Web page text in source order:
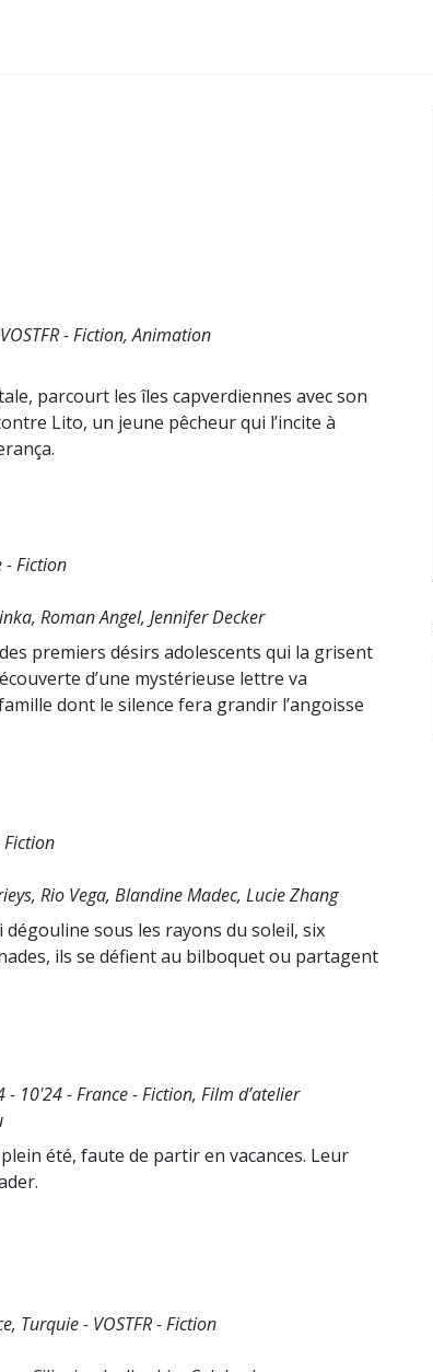
- Fiction, Animation
parcourt les îles capverdiennes avec son
Lito, un jeune pêcheur qui l’incite à
- Fiction
Roman Angel, Jennifer Decker
premiers désirs adolescents qui la grisent
d’une mystérieuse lettre va
dont le silence fera grandir l’angoisse
Fiction
Rio Vega, Blandine Madec, Lucie Zhang
sous les rayons du soleil, six
ils se défient au bilboquet ou partagent
10'24 - France - Fiction, Film d’atelier
été, faute de partir en vacances. Leur
Turquie - VOSTFR - Fiction